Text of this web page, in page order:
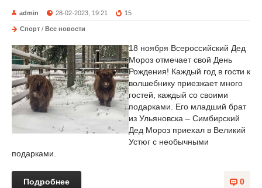
admin 28-02-2023, 19:21 15
Спорт / Все новости
18 ноября Всероссийский Дед
Мороз отмечает свой День
Рождения! Каждый год в гости к
волшебнику приезжает много
гостей, каждый со своими
подарками. Его младший брат
из Ульяновска – Симбирский
Дед Мороз приехал в Великий
Устюг с необычными
подарками.
0
Подробнее